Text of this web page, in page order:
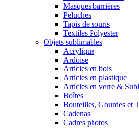
Masques barrières
Peluches
Tapis de souris
Textiles Polyester
Objets sublimables
Acrylique
Ardoise
Articles en bois
Articles en plastique
Articles en verre &
Boîtes
Bouteilles, Gourdes et
Cadenas
Cadres photos